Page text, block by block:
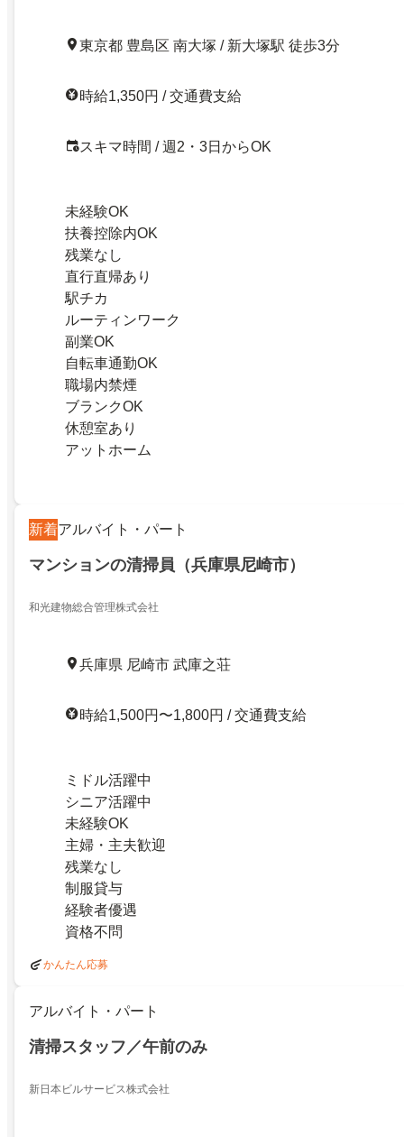
東京都 豊島区 南大塚 / 新大塚駅 徒歩3分
時給1,350円 / 交通費支給
スキマ時間 / 週2・3日からOK
未経験OK
扶養控除内OK
残業なし
直行直帰あり
駅チカ
ルーティンワーク
副業OK
自転車通勤OK
職場内禁煙
ブランクOK
休憩室あり
アットホーム
新着アルバイト・パート
マンションの清掃員（兵庫県尼崎市）
和光建物総合管理株式会社
兵庫県 尼崎市 武庫之荘
時給1,500円〜1,800円 / 交通費支給
ミドル活躍中
シニア活躍中
未経験OK
主婦・主夫歓迎
残業なし
制服貸与
経験者優遇
資格不問
かんたん応募
アルバイト・パート
清掃スタッフ／午前のみ
新日本ビルサービス株式会社